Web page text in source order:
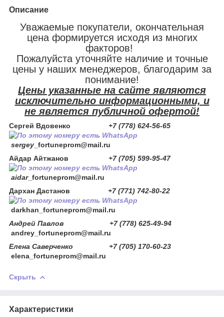
Описание
Уважаемые покупатели, окончательная
цена формируется исходя из многих
факторов!
Пожалуйста уточняйте наличие и точные
цены у наших менеджеров, благодарим за
понимание!
Цены указанные на сайте являются
исключительно информационными, и
не является публичной офертой!
Сергей Вдовенко +7 (778) 624-56-65
sergey _fortuneprom@mail.ru
Айдар Айтжанов
+7 (705) 599-95-47
aidar_fortuneprom@mail.ru
Дархан Дастанов +7 (771) 742-80-22
darkhan _fortuneprom@mail.ru
Андрей Павлов +7 (778) 625-49-94
andrey_fortuneprom@mail.ru
Елена Саверченко +7 (705) 170-60-23
elena_fortuneprom@mail.ru
Скрыть
Характеристики